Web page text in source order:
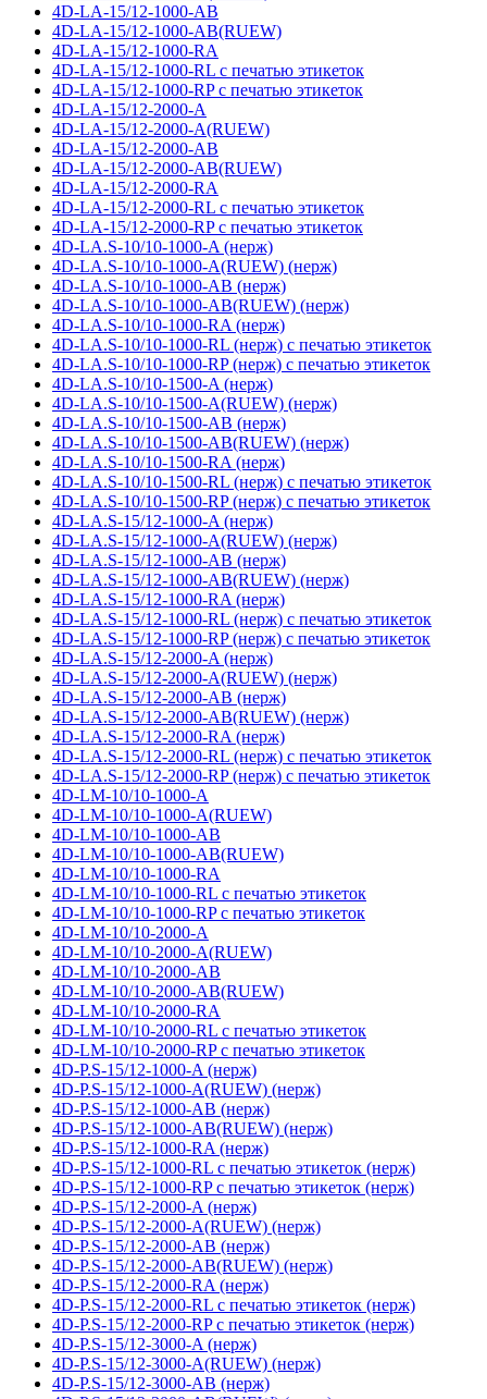
4D-LA-15/12-1000-AB
4D-LA-15/12-1000-AB(RUEW)
4D-LA-15/12-1000-RA
4D-LA-15/12-1000-RL с печатью этикеток
4D-LA-15/12-1000-RP с печатью этикеток
4D-LA-15/12-2000-A
4D-LA-15/12-2000-A(RUEW)
4D-LA-15/12-2000-AB
4D-LA-15/12-2000-AB(RUEW)
4D-LA-15/12-2000-RA
4D-LA-15/12-2000-RL с печатью этикеток
4D-LA-15/12-2000-RP с печатью этикеток
4D-LA.S-10/10-1000-A (нерж)
4D-LA.S-10/10-1000-A(RUEW) (нерж)
4D-LA.S-10/10-1000-AB (нерж)
4D-LA.S-10/10-1000-AB(RUEW) (нерж)
4D-LA.S-10/10-1000-RA (нерж)
4D-LA.S-10/10-1000-RL (нерж) с печатью этикеток
4D-LA.S-10/10-1000-RP (нерж) с печатью этикеток
4D-LA.S-10/10-1500-A (нерж)
4D-LA.S-10/10-1500-A(RUEW) (нерж)
4D-LA.S-10/10-1500-AB (нерж)
4D-LA.S-10/10-1500-AB(RUEW) (нерж)
4D-LA.S-10/10-1500-RA (нерж)
4D-LA.S-10/10-1500-RL (нерж) с печатью этикеток
4D-LA.S-10/10-1500-RP (нерж) с печатью этикеток
4D-LA.S-15/12-1000-A (нерж)
4D-LA.S-15/12-1000-A(RUEW) (нерж)
4D-LA.S-15/12-1000-AB (нерж)
4D-LA.S-15/12-1000-AB(RUEW) (нерж)
4D-LA.S-15/12-1000-RA (нерж)
4D-LA.S-15/12-1000-RL (нерж) с печатью этикеток
4D-LA.S-15/12-1000-RP (нерж) с печатью этикеток
4D-LA.S-15/12-2000-A (нерж)
4D-LA.S-15/12-2000-A(RUEW) (нерж)
4D-LA.S-15/12-2000-AB (нерж)
4D-LA.S-15/12-2000-AB(RUEW) (нерж)
4D-LA.S-15/12-2000-RA (нерж)
4D-LA.S-15/12-2000-RL (нерж) с печатью этикеток
4D-LA.S-15/12-2000-RP (нерж) с печатью этикеток
4D-LM-10/10-1000-A
4D-LM-10/10-1000-A(RUEW)
4D-LM-10/10-1000-AB
4D-LM-10/10-1000-AB(RUEW)
4D-LM-10/10-1000-RA
4D-LM-10/10-1000-RL с печатью этикеток
4D-LM-10/10-1000-RP с печатью этикеток
4D-LM-10/10-2000-A
4D-LM-10/10-2000-A(RUEW)
4D-LM-10/10-2000-AB
4D-LM-10/10-2000-AB(RUEW)
4D-LM-10/10-2000-RA
4D-LM-10/10-2000-RL с печатью этикеток
4D-LM-10/10-2000-RP с печатью этикеток
4D-P.S-15/12-1000-A (нерж)
4D-P.S-15/12-1000-A(RUEW) (нерж)
4D-P.S-15/12-1000-AB (нерж)
4D-P.S-15/12-1000-AB(RUEW) (нерж)
4D-P.S-15/12-1000-RA (нерж)
4D-P.S-15/12-1000-RL с печатью этикеток (нерж)
4D-P.S-15/12-1000-RP с печатью этикеток (нерж)
4D-P.S-15/12-2000-A (нерж)
4D-P.S-15/12-2000-A(RUEW) (нерж)
4D-P.S-15/12-2000-AB (нерж)
4D-P.S-15/12-2000-AB(RUEW) (нерж)
4D-P.S-15/12-2000-RA (нерж)
4D-P.S-15/12-2000-RL с печатью этикеток (нерж)
4D-P.S-15/12-2000-RP с печатью этикеток (нерж)
4D-P.S-15/12-3000-A (нерж)
4D-P.S-15/12-3000-A(RUEW) (нерж)
4D-P.S-15/12-3000-AB (нерж)